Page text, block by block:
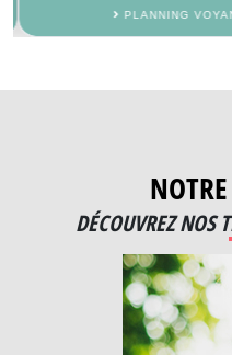
PLANNING
DÉCOUVREZ NOS